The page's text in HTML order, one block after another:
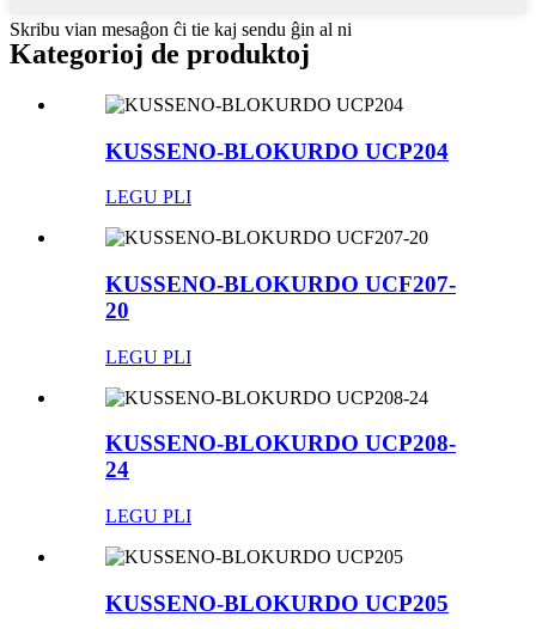
Skribu vian mesaĝon ĉi tie kaj sendu ĝin al ni
Kategorioj de produktoj
KUSSENO-BLOKURDO UCP204
LEGU PLI
KUSSENO-BLOKURDO UCF207-
20
LEGU PLI
KUSSENO-BLOKURDO UCP208-
24
LEGU PLI
KUSSENO-BLOKURDO UCP205